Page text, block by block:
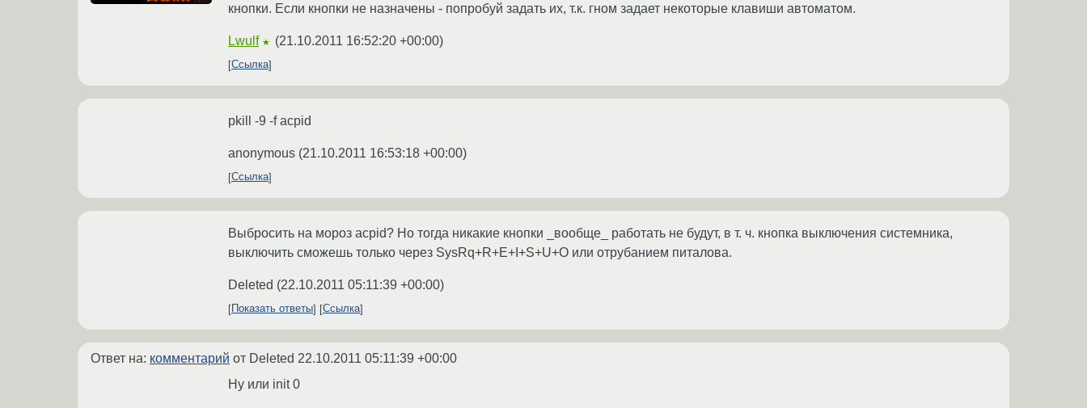
кнопки. Если кнопки не назначены - попробуй задать их, т.к. гном задает некоторые клавиши автоматом.
Lwulf ★ (21.10.2011 16:52:20 +00:00)
Ссылка
pkill -9 -f acpid
anonymous (21.10.2011 16:53:18 +00:00)
Ссылка
Выбросить на мороз acpid? Но тогда никакие кнопки _вообще_ работать не будут, в т. ч. кнопка выключения системника,
выключить сможешь только через SysRq+R+E+I+S+U+O или отрубанием питалова.
Deleted (22.10.2011 05:11:39 +00:00)
Показать ответы Ссылка
Ответ на: комментарий от Deleted 22.10.2011 05:11:39 +00:00
Ну или init 0